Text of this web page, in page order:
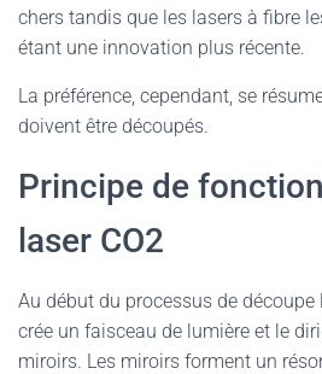
chers tandis que les lasers à fibre
étant une innovation plus récente.
La préférence, cependant, se
doivent être découpés.
Principe de
laser CO2
Au début du processus de
crée un faisceau de lumière et le
miroirs. Les miroirs forment un